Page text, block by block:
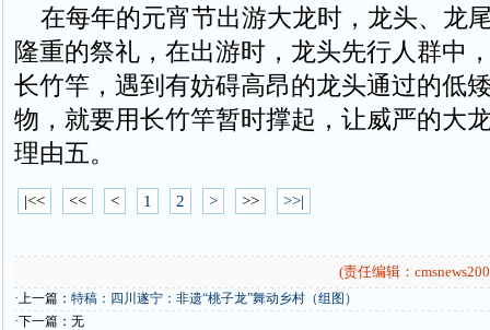
在每年的元宵节出游大龙时，龙头、龙
隆重的祭礼，在出游时，龙头先行人群中
长竹竿，遇到有妨碍高昂的龙头通过的低
物，就要用长竹竿暂时撑起，让威严的大
理由五。
|<< << < 1 2 > >> >>|
(责任编辑：
·上一篇： 特稿：四川遂宁：非遗“桃子龙”舞动乡村（组图）
·下一篇：无